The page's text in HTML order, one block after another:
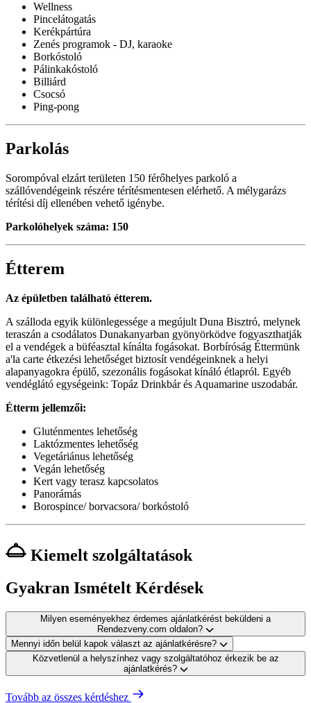
Wellness
Pincelátogatás
Kerékpártúra
Zenés programok - DJ, karaoke
Borkóstoló
Pálinkakóstoló
Billiárd
Csocsó
Ping-pong
Parkolás
Sorompóval elzárt területen 150 férőhelyes parkoló a
szállóvendégeink részére térítésmentesen elérhető. A mélygarázs
térítési díj ellenében vehető igénybe.
Parkolóhelyek száma: 150
Étterem
Az épületben található étterem.
A szálloda egyik különlegessége a megújult Duna Bisztró, melynek
teraszán a csodálatos Dunakanyarban gyönyörködve fogyaszthatják
el a vendégek a büféasztal kínálta fogásokat. Borbíróság Éttermünk
a'la carte étkezési lehetőséget biztosít vendégeinknek a helyi
alapanyagokra épülő, szezonális fogásokat kínáló étlapról. Egyéb
vendéglátó egységeink: Topáz Drinkbár és Aquamarine uszodabár.
Étterm jellemzői:
Gluténmentes lehetőség
Laktózmentes lehetőség
Vegetáriánus lehetőség
Vegán lehetőség
Kert vagy terasz kapcsolatos
Panorámás
Borospince/ borvacsora/ borkóstoló
Kiemelt szolgáltatások
Gyakran Ismételt Kérdések
Milyen eseményekhez érdemes ajánlatkérést beküldeni a
Rendezveny.com oldalon?
Mennyi időn belül kapok választ az ajánlatkérésre?
Közvetlenül a helyszínhez vagy szolgáltatóhoz érkezik be az
ajánlatkérés?
Tovább az összes kérdéshez